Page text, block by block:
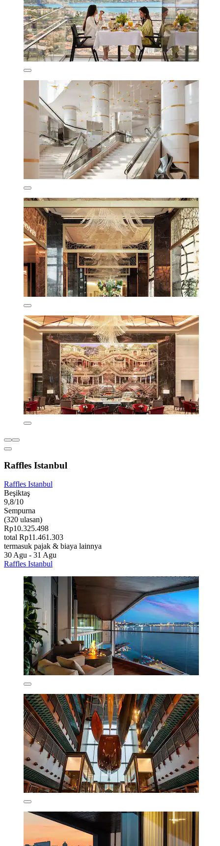
Raffles Istanbul
Raffles Istanbul
Beşiktaş
9,8/10
Sempurna
(320 ulasan)
Rp10.325.498
total Rp11.461.303
termasuk pajak & biaya lainnya
30 Agu - 31 Agu
Raffles Istanbul